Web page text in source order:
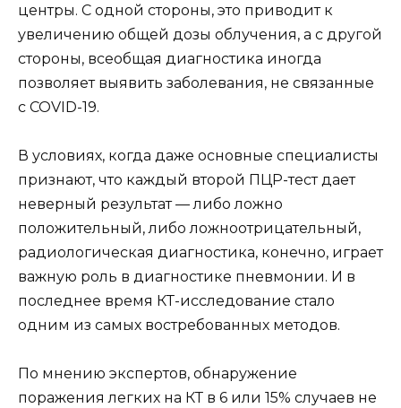
центры. С одной стороны, это приводит к
увеличению общей дозы облучения, а с другой
стороны, всеобщая диагностика иногда
позволяет выявить заболевания, не связанные
с COVID-19.
В условиях, когда даже основные специалисты
признают, что каждый второй ПЦР-тест дает
неверный результат — либо ложно
положительный, либо ложноотрицательный,
радиологическая диагностика, конечно, играет
важную роль в диагностике пневмонии. И в
последнее время КТ-исследование стало
одним из самых востребованных методов.
По мнению экспертов, обнаружение
поражения легких на КТ в 6 или 15% случаев не